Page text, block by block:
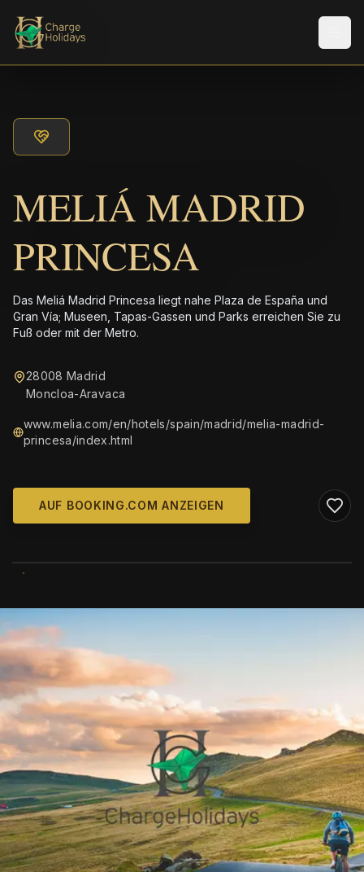
MELIÁ MADRID
PRINCESA
Das Meliá Madrid Princesa liegt nahe Plaza de España und
Gran Vía; Museen, Tapas-Gassen und Parks erreichen Sie zu
Fuß oder mit der Metro.
28008 Madrid
Moncloa-Aravaca
www.melia.com/en/hotels/spain/madrid/melia-madrid-
princesa/index.html
AUF BOOKING.COM ANZEIGEN